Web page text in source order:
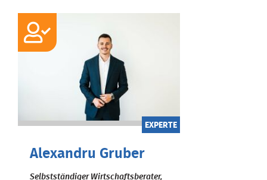
EXPERTE
Alexandru Gruber
Selbstständiger Wirtschaftsberater,